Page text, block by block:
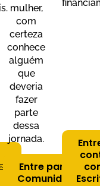
mulher,
com
certeza
conhece
alguém
que
deveria
fazer
parte
dessa
jornada.
Entre para a
Comunidade